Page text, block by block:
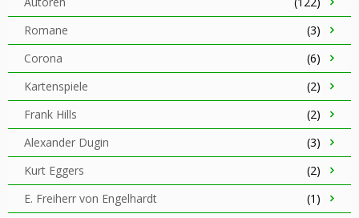
Romane
(3)
Corona
(6)
Kartenspiele
(2)
Frank Hills
(2)
Alexander Dugin
(3)
Kurt Eggers
(2)
E. Freiherr von Engelhardt
(1)